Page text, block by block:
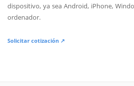
dispositivo, ya sea Android, iPhone,
ordenador.
Solicitar cotización ↗